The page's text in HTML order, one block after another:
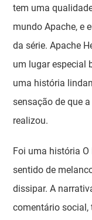
tem uma
mundo Apache, e
da série. Apache
um lugar especial
uma história
sensação de que
realizou.
Foi uma história
sentido de
dissipar. A
comentário social,